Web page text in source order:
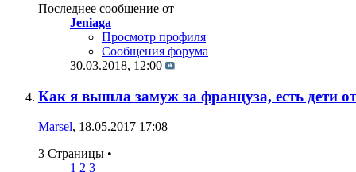
Последнее сообщение от
Jeniaga
Просмотр профиля
Сообщения форума
30.03.2018, 12:00
Как я вышла замуж за француза, есть дети
Marsel, 18.05.2017 17:08
3 Страницы •
1 2 3